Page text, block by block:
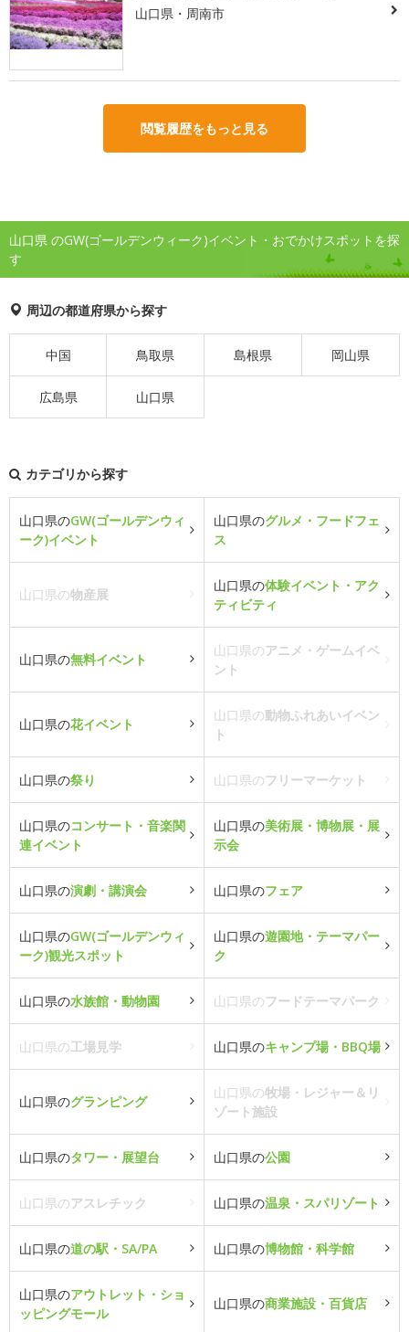
山口県・周南市
閲覧履歴をもっと見る
山口県 のGW(ゴールデンウィーク)イベント・おでかけスポットを探
す
周辺の都道府県から探す
中国 鳥取県 島根県 岡山県
広島県 山口県
カテゴリから探す
山口県のGW(ゴールデンウィ
ーク)イベント
山口県のグルメ・フードフェ
ス
山口県の物産展
山口県の体験イベント・アク
ティビティ
山口県の無料イベント
山口県のアニメ・ゲームイベ
ント
山口県の花イベント
山口県の動物ふれあいイベン
ト
山口県の祭り 山口県のフリーマーケット
山口県のコンサート・音楽関
連イベント
山口県の美術展・博物展・展
示会
山口県の演劇・講演会 山口県のフェア
山口県のGW(ゴールデンウィ
ーク)観光スポット
山口県の遊園地・テーマパー
ク
山口県の水族館・動物園 山口県のフードテーマパーク
山口県の工場見学 山口県のキャンプ場・BBQ場
山口県のグランピング
山口県の牧場・レジャー＆リ
ゾート施設
山口県のタワー・展望台 山口県の公園
山口県のアスレチック 山口県の温泉・スパリゾート
山口県の道の駅・SA/PA 山口県の博物館・科学館
山口県のアウトレット・ショ
ッピングモール
山口県の商業施設・百貨店